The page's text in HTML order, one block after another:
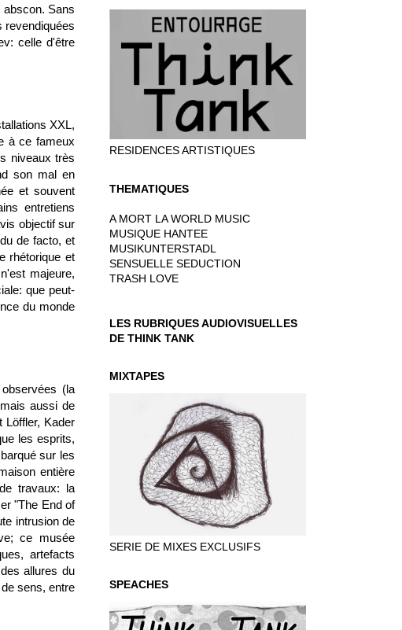
abscon. Sans
revendiquées
celle d'être
XXL,
à ce fameux
niveaux très
son mal en
et souvent
entretiens
objectif sur
de facto, et
rhétorique et
majeure,
que peut-
du monde
(la
aussi de
Kader
les esprits,
sur les
entière
travaux: la
"The End of
intrusion de
ce musée
artefacts
allures du
sens, entre
RESIDENCES ARTISTIQUES
THEMATIQUES
A MORT LA WORLD MUSIC
MUSIQUE HANTEE
MUSIKUNTERSTADL
SENSUELLE SEDUCTION
TRASH LOVE
LES RUBRIQUES AUDIOVISUELLES
DE THINK TANK
MIXTAPES
SERIE DE MIXES EXCLUSIFS
SPEACHES